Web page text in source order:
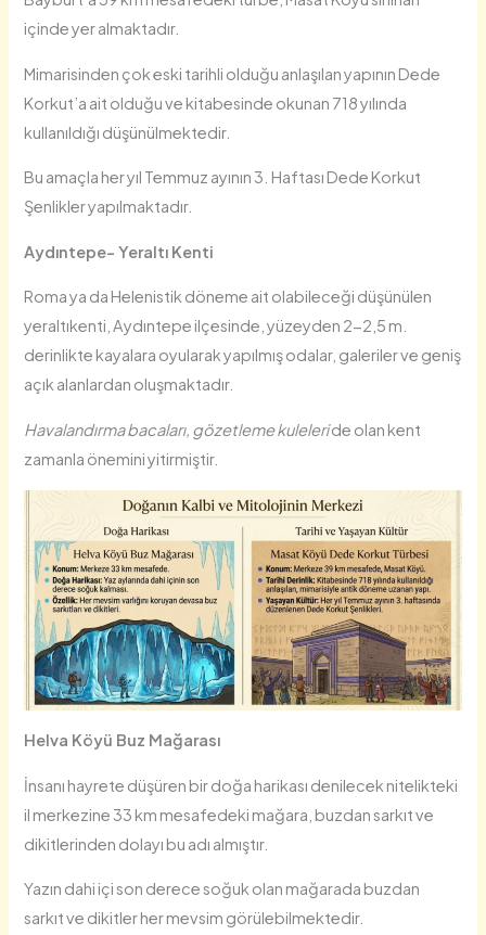
içinde yer almaktadır.
Mimarisinden çok eski tarihli olduğu anlaşılan yapının Dede
Korkut’a ait olduğu ve kitabesinde okunan 718 yılında
kullanıldığı düşünülmektedir.
Bu amaçla her yıl Temmuz ayının 3. Haftası Dede Korkut
Şenlikler yapılmaktadır.
Aydıntepe- Yeraltı Kenti
Roma ya da Helenistik döneme ait olabileceği düşünülen
yeraltıkenti, Aydıntepe ilçesinde, yüzeyden 2-2,5 m.
derinlikte kayalara oyularak yapılmış odalar, galeriler ve geniş
açık alanlardan oluşmaktadır.
Havalandırma bacaları, gözetleme kuleleride olan kent
zamanla önemini yitirmiştir.
Helva Köyü Buz Mağarası
İnsanı hayrete düşüren bir doğa harikası denilecek nitelikteki
il merkezine 33 km mesafedeki mağara, buzdan sarkıt ve
dikitlerinden dolayı bu adı almıştır.
Yazın dahi içi son derece soğuk olan mağarada buzdan
sarkıt ve dikitler her mevsim görülebilmektedir.